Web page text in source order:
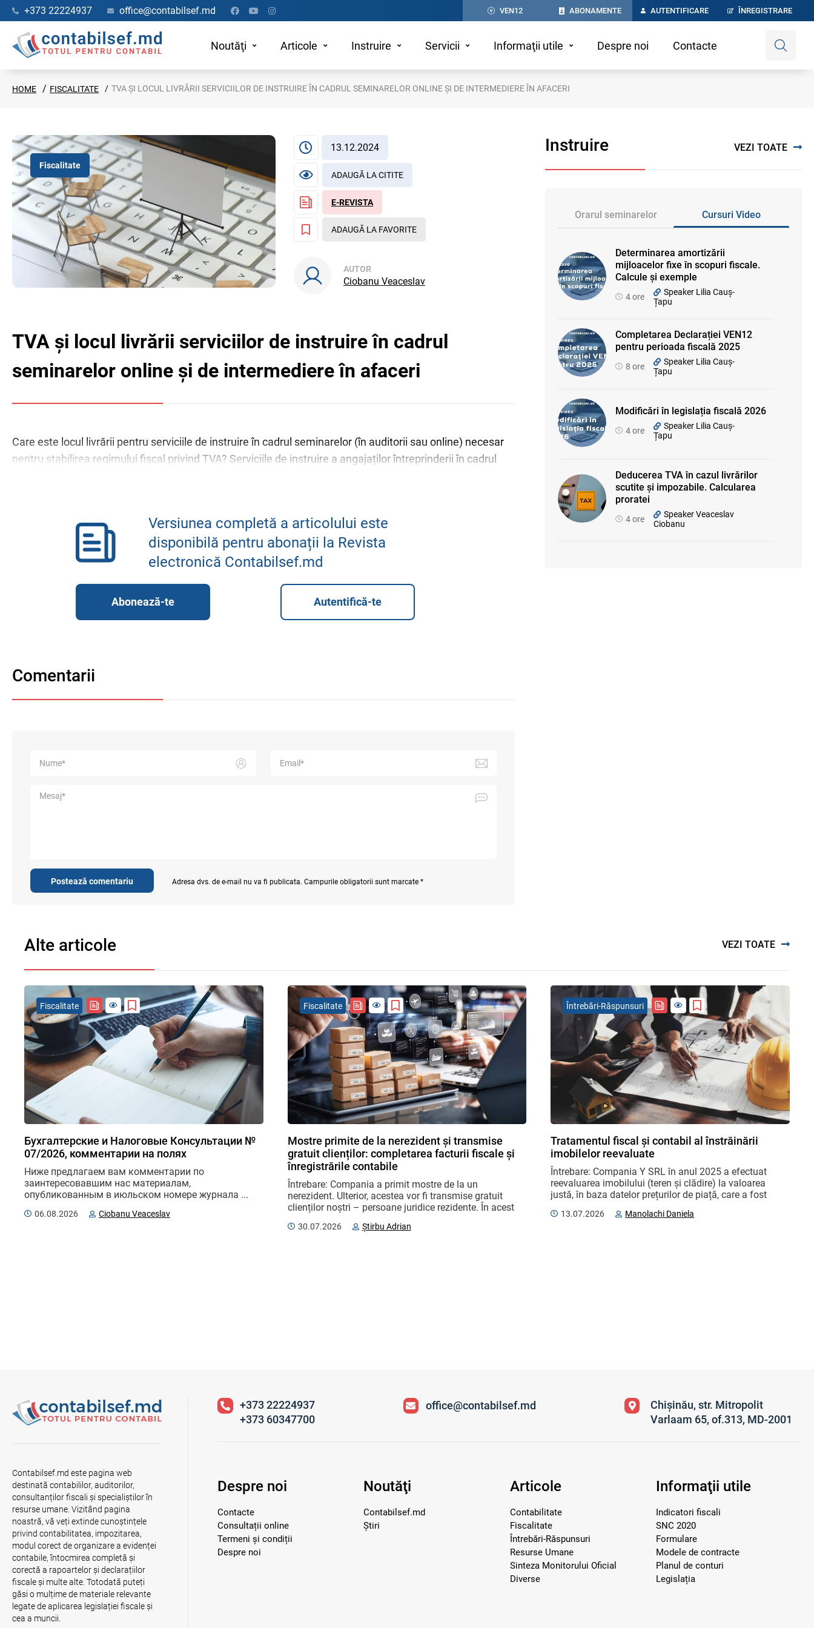
+373 22224937 office@contabilsef.md VEN12 ABONAMENTE AUTENTIFICARE ÎNREGISTRARE
Noutăţi Articole Instruire Servicii Informaţii utile Despre noi Contacte
HOME FISCALITATE TVA ȘI LOCUL LIVRĂRII SERVICIILOR DE INSTRUIRE ÎN CADRUL SEMINARELOR ONLINE ȘI DE INTERMEDIERE ÎN AFACERI
Fiscalitate
13.12.2024
ADAUGĂ LA CITITE
E-REVISTA
ADAUGĂ LA FAVORITE
AUTOR
Ciobanu Veaceslav
TVA și locul livrării serviciilor de instruire în cadrul
seminarelor online și de intermediere în afaceri
Care este locul livrării pentru serviciile de instruire în cadrul seminarelor (în auditorii sau online) necesar
pentru stabilirea regimului fiscal privind TVA? Serviciile de instruire a angajaților întreprinderii în cadrul
Versiunea completă a articolului este
disponibilă pentru abonații la Revista
electronică Contabilsef.md
Abonează-te Autentifică-te
Comentarii
Postează comentariu Adresa dvs. de e-mail nu va fi publicata. Campurile obligatorii sunt marcate *
Instruire VEZI TOATE
Orarul seminarelor Cursuri Video
Determinarea amortizării
mijloacelor fixe în scopuri fiscale.
Calcule și exemple
4 ore
Speaker Lilia Cauș-
Țapu
Completarea Declarației VEN12
pentru perioada fiscală 2025
8 ore
Speaker Lilia Cauș-
Țapu
Modificări în legislația fiscală 2026
4 ore
Speaker Lilia Cauș-
Țapu
Deducerea TVA în cazul livrărilor
scutite și impozabile. Calcularea
proratei
4 ore
Speaker Veaceslav
Ciobanu
Alte articole VEZI TOATE
Бухгалтерские и Налоговые Консультации №
07/2026, комментарии на полях
Ниже предлагаем вам комментарии по
заинтересовавшим нас материалам,
опубликованным в июльском номере журнала ...
06.08.2026 Ciobanu Veaceslav
Fiscalitate
Mostre primite de la nerezident și transmise
gratuit clienților: completarea facturii fiscale și
înregistrările contabile
Întrebare: Compania a primit mostre de la un
nerezident. Ulterior, acestea vor fi transmise gratuit
clienților noștri – persoane juridice rezidente. În acest
30.07.2026 Știrbu Adrian
Fiscalitate
Tratamentul fiscal și contabil al înstrăinării
imobilelor reevaluate
Întrebare: Compania Y SRL în anul 2025 a efectuat
reevaluarea imobilului (teren și clădire) la valoarea
justă, în baza datelor prețurilor de piață, care a fost
13.07.2026 Manolachi Daniela
Întrebări-Răspunsuri
Contabilsef.md este pagina web
destinată contabililor, auditorilor,
consultanților fiscali și specialiștilor în
resurse umane. Vizitând pagina
noastră, vă veți extinde cunoștințele
privind contabilitatea, impozitarea,
modul corect de organizare a evidenței
contabile, întocmirea completă și
corectă a rapoartelor și declarațiilor
fiscale și multe alte. Totodată puteți
găsi o mulțime de materiale relevante
legate de aplicarea legislației fiscale și
cea a muncii.
+373 22224937
+373 60347700
office@contabilsef.md
Chișinău, str. Mitropolit
Varlaam 65, of.313, MD-2001
Despre noi
Contacte
Consultații online
Termeni și condiții
Despre noi
Noutăţi
Contabilsef.md
Știri
Articole
Contabilitate
Fiscalitate
Întrebări-Răspunsuri
Resurse Umane
Sinteza Monitorului Oficial
Diverse
Informaţii utile
Indicatori fiscali
SNC 2020
Formulare
Modele de contracte
Planul de conturi
Legislația